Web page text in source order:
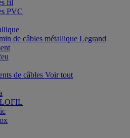
fil
PVC
de câbles métallique Legrand
de câbles Voir tout